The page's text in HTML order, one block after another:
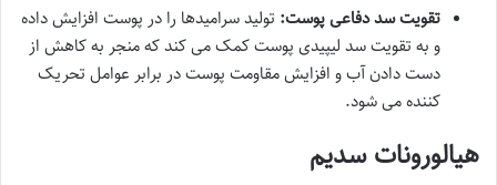
تقویت سد دفاعی پوست: تولید سرامیدها را در پوست افزایش داده
و به تقویت سد لیپیدی پوست کمک می کند که منجر به کاهش از
دست دادن آب و افزایش مقاومت پوست در برابر عوامل تحریک
کننده می شود.
هیالورونات سدیم